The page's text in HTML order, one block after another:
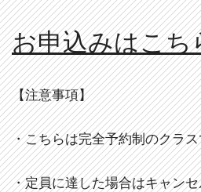
お申込みはこち
【注意事項】
・こちらは完全予約制のクラ
・定員に達した場合はキャン